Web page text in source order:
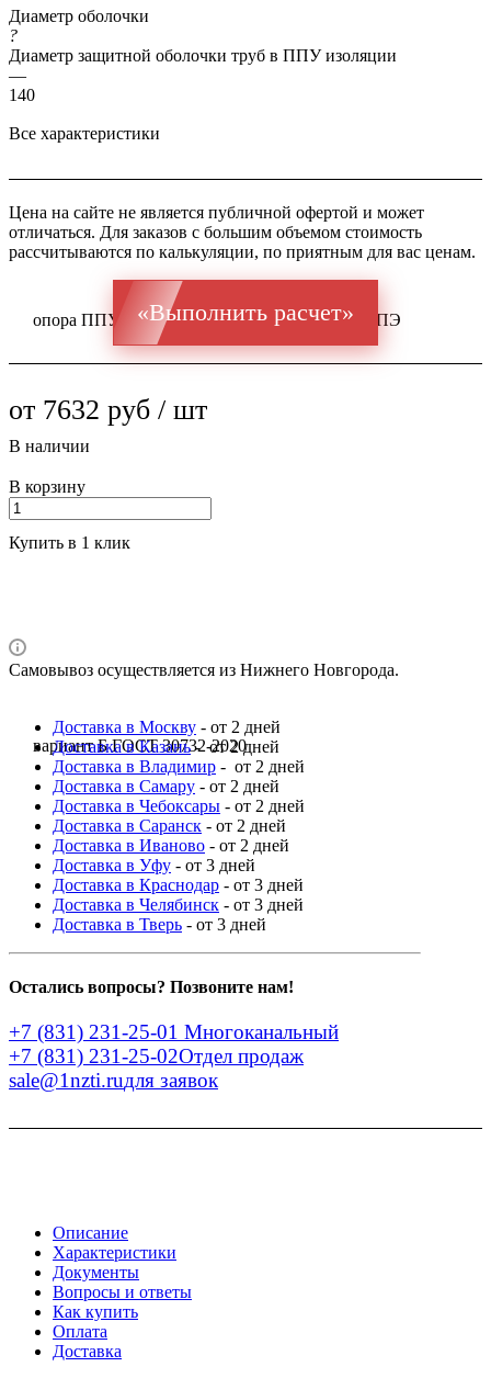
опора ППУ ГОСТ оц 10704 Ст 1-3 76x3 / 140 ПЭ
вариант Б ГОСТ 30732-2020
Диаметр оболочки
?
Диаметр защитной оболочки труб в ППУ изоляции
—
140
Все характеристики
Цена на сайте не является публичной офертой и может
отличаться. Для заказов с большим объемом стоимость
рассчитываются по калькуляции, по приятным для вас ценам.
«Выполнить расчет»
от 7632 руб / шт
В наличии
В корзину
Купить в 1 клик
Самовывоз осуществляется из Нижнего Новгорода.
Доставка в Москву - от 2 дней
Доставка в Казань- от 2 дней
Доставка в Владимир - от 2 дней
Доставка в Самару - от 2 дней
Доставка в Чебоксары - от 2 дней
Доставка в Саранск - от 2 дней
Доставка в Иваново - от 2 дней
Доставка в Уфу - от 3 дней
Доставка в Краснодар - от 3 дней
Доставка в Челябинск - от 3 дней
Доставка в Тверь - от 3 дней
Остались вопросы? Позвоните нам!
+7 (831) 231-25-01 Многоканальный
+7 (831) 231-25-02Отдел продаж
sale@1nzti.ruдля заявок
Описание
Характеристики
Документы
Вопросы и ответы
Как купить
Оплата
Доставка